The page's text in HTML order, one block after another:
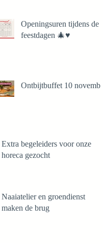
Openingsuren tijdens de
feestdagen 🎄♥️
Ontbijtbuffet 10 november
Extra begeleiders voor onze
horeca gezocht
Naaiatelier en groendienst
maken de brug